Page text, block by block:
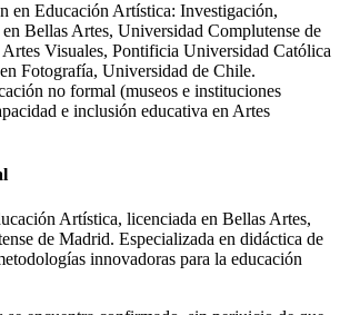
en Educación Artística: Investigación,
Bellas Artes, Universidad Complutense de
Visuales, Pontificia Universidad Católica
Fotografía, Universidad de Chile.
no formal (museos e instituciones
e inclusión educativa en Artes
Artística, licenciada en Bellas Artes,
de Madrid. Especializada en didáctica de
innovadoras para la educación